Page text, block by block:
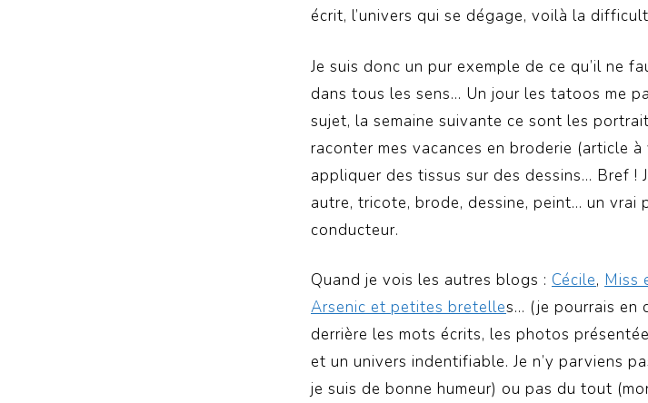
écrit, l’univers qui se dégage, voilà la
Je suis donc un pur exemple de ce qu’il ne
dans tous les sens… Un jour les tatoos me
sujet, la semaine suivante ce sont les
raconter mes vacances en broderie (article à
appliquer des tissus sur des dessins… Bref !
autre, tricote, brode, dessine, peint… un vrai
conducteur.
Quand je vois les autres blogs : Cécile, Miss
Arsenic et petites bretelles… (je pourrais en
derrière les mots écrits, les photos
et un univers indentifiable. Je n’y parviens
je suis de bonne humeur) ou pas du tout